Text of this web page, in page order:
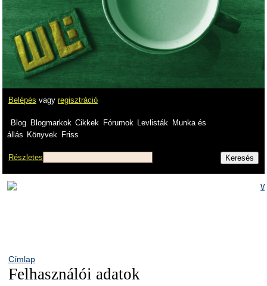
Belépés vagy regisztráció
Blog Blogmarkok Cikkek Fórumok Levlisták
Munka és
állás Könyvek Friss
Részletes
Címlap
Felhasználói adatok